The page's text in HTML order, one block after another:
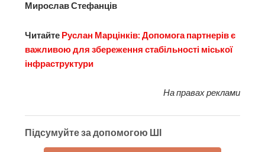
Мирослав Стефанців
Читайте Руслан Марцінків: Допомога партнерів є
важливою для збереження стабільності міської
інфраструктури
На правах реклами
Підсумуйте за допомогою ШІ